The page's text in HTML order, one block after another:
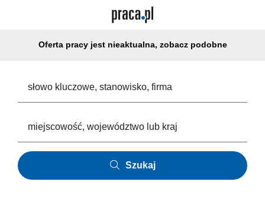
Oferta pracy jest nieaktualna, zobacz podobne
Szukaj